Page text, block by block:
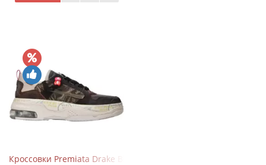
Кроссовки Premiata Drake Black Brown